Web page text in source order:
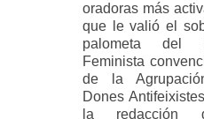
oradoras más
que le valió el
palometa del
Feminista
de la
Dones
la redacción